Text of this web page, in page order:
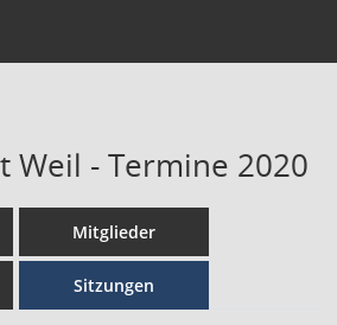
Weil - Termine 2020
Mitglieder
Sitzungen